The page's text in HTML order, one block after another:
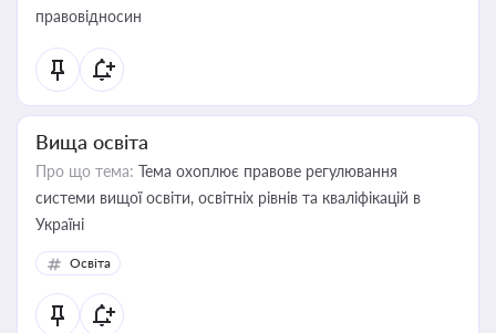
правовідносин
Вища освіта
Про що тема: Тема охоплює правове регулювання
системи вищої освіти, освітніх рівнів та кваліфікацій в
Україні
Освіта